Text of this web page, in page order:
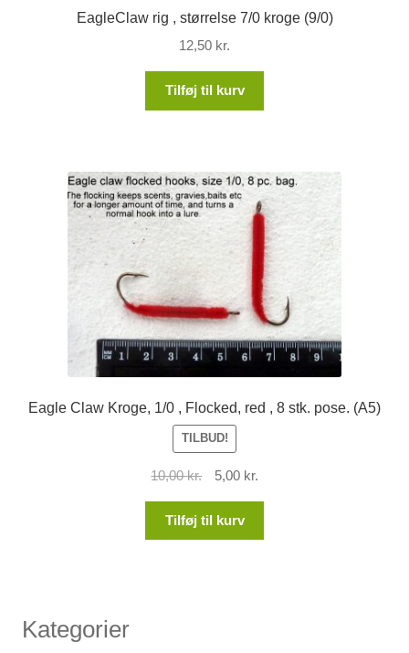
EagleClaw rig , størrelse 7/0 kroge (9/0)
12,50 kr.
Tilføj til kurv
Eagle Claw Kroge, 1/0 , Flocked, red , 8 stk. pose. (A5)
TILBUD!
10,00kr.
Den
pris
var:
5,00 kr.
er:
Tilføj til kurv
Kategorier